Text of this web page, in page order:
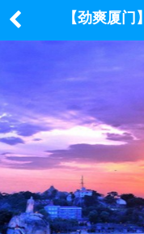
【劲爽厦门